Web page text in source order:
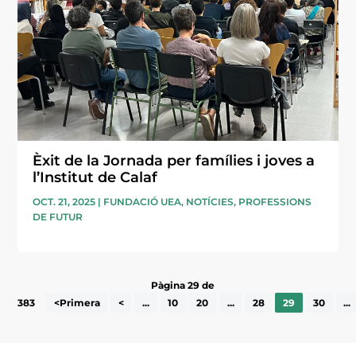
Èxit de la Jornada per famílies i joves a
l’Institut de Calaf
OCT. 21, 2025 | FUNDACIÓ UEA, NOTÍCIES, PROFESSIONS
DE FUTUR
Pàgina 29 de
383
<Primera < ... 10 20 ... 28 29 30 ...